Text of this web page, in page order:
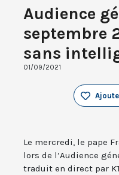
Audience
septembre
sans
01/09/2021
Le mercredi, le pape
lors de l’Audience
traduit en direct par